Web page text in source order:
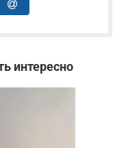
интересно